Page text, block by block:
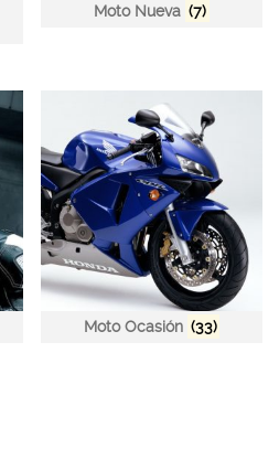
Moto Nueva (7)
Moto Ocasión (33)